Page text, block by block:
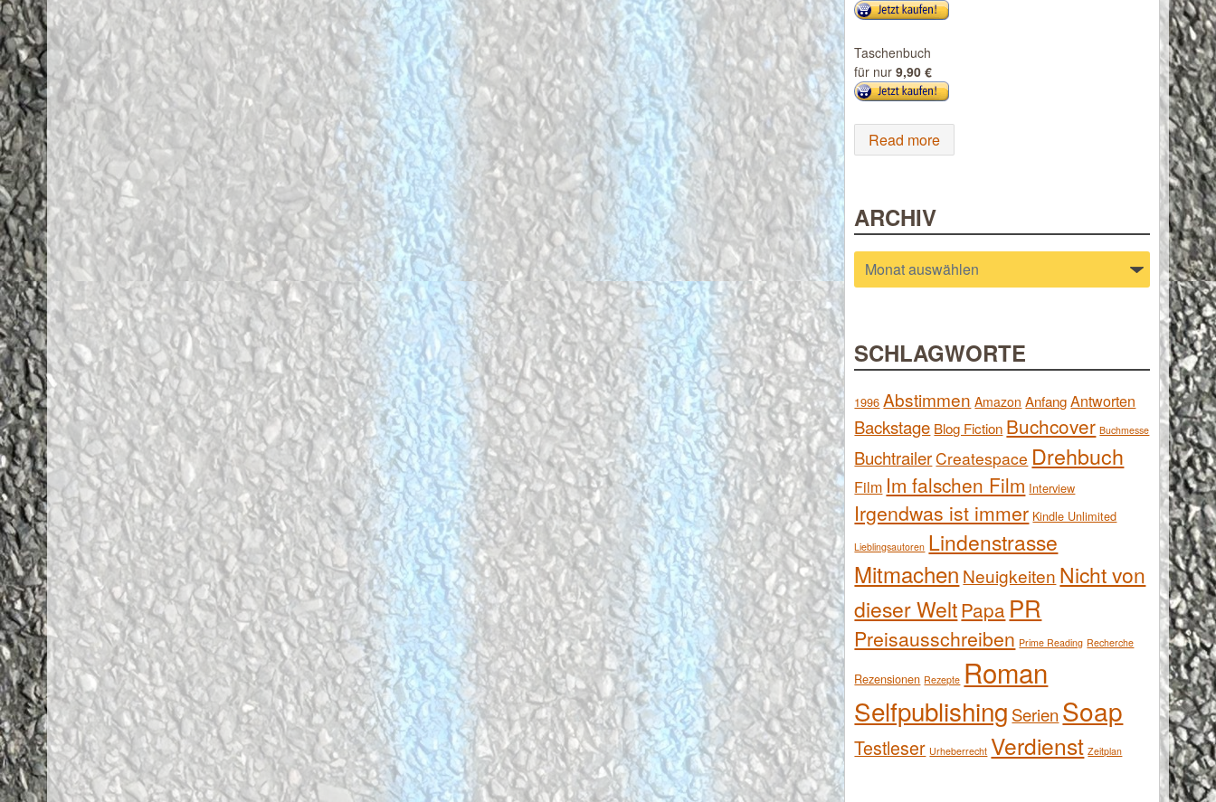
Taschenbuch
für nur9,90 €
Read more
ARCHIV
Archiv
SCHLAGWORTE
1996 Abstimmen Amazon Anfang Antworten
Backstage Blog Fiction Buchcover Buchmesse
BuchtrailerCreatespace Drehbuch
Film Im falschen Film Interview
Irgendwas ist immer Kindle Unlimited
Lieblingsautoren Lindenstrasse
Mitmachen Neuigkeiten Nicht von
dieser WeltPapa PR
Preisausschreiben Prime Reading Recherche
Rezensionen Rezepte Roman
Selfpublishing Serien Soap
Testleser Urheberrecht Verdienst Zeitplan